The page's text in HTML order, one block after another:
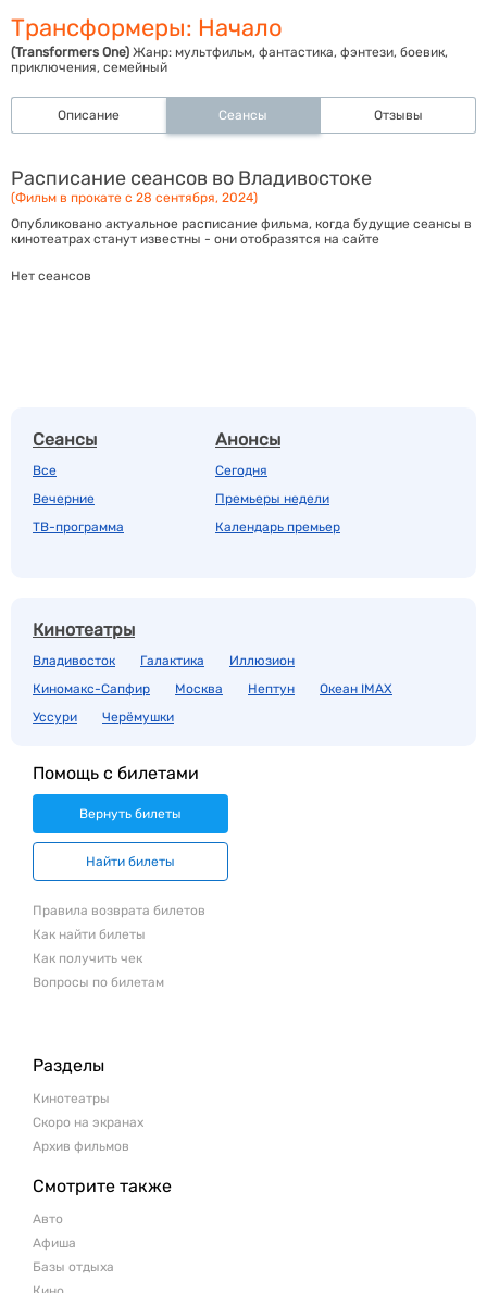
Трансформеры: Начало
(Transformers One) Жанр: мультфильм, фантастика, фэнтези, боевик,
приключения, семейный
Описание Сеансы Отзывы
Расписание сеансов во Владивостоке
(Фильм в прокате с 28 сентября, 2024)
Опубликовано актуальное расписание фильма, когда будущие сеансы в
кинотеатрах станут известны - они отобразятся на сайте
Нет сеансов
Сеансы
Все
Вечерние
ТВ-программа
Анонсы
Сегодня
Премьеры недели
Календарь премьер
Кинотеатры
Владивосток Галактика
Иллюзион
Киномакс-Сапфир
Москва Нептун
Океан IMAX
Уссури
Черёмушки
Помощь с билетами
Вернуть билеты
Найти билеты
Правила возврата билетов
Как найти билеты
Как получить чек
Вопросы по билетам
Разделы
Кинотеатры
Скоро на экранах
Архив фильмов
Смотрите также
Авто
Афиша
Базы отдыха